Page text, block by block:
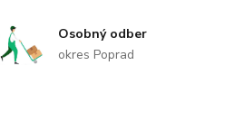
Osobný odber
okres Poprad